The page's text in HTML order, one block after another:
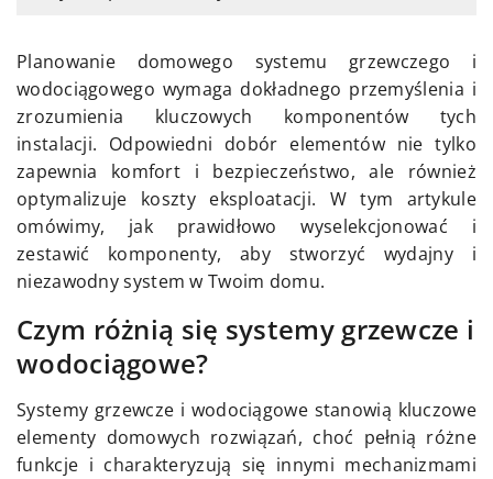
Planowanie domowego systemu grzewczego i
wodociągowego wymaga dokładnego przemyślenia i
zrozumienia kluczowych komponentów tych
instalacji. Odpowiedni dobór elementów nie tylko
zapewnia komfort i bezpieczeństwo, ale również
optymalizuje koszty eksploatacji. W tym artykule
omówimy, jak prawidłowo wyselekcjonować i
zestawić komponenty, aby stworzyć wydajny i
niezawodny system w Twoim domu.
Czym różnią się systemy grzewcze i
wodociągowe?
Systemy grzewcze i wodociągowe stanowią kluczowe
elementy domowych rozwiązań, choć pełnią różne
funkcje i charakteryzują się innymi mechanizmami